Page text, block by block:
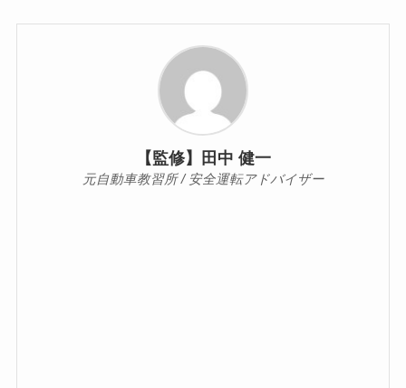
【監修】田中 健一
元自動車教習所 / 安全運転アドバイザー